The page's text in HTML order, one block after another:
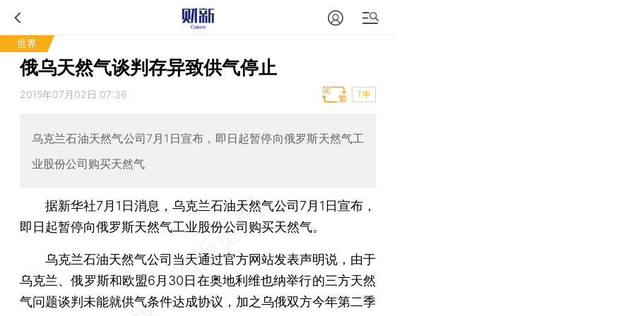
世界
俄乌天然气谈判存异致供气停止
2015年07月02日 07:36 T中
乌克兰石油天然气公司7月1日宣布，即日起暂停向俄罗斯天然气工
业股份公司购买天然气
据新华社7月1日消息，乌克兰石油天然气公司7月1日宣布，
即日起暂停向俄罗斯天然气工业股份公司购买天然气。
乌克兰石油天然气公司当天通过官方网站发表声明说，由于
乌克兰、俄罗斯和欧盟6月30日在奥地利维也纳举行的三方天然
气问题谈判未能就供气条件达成协议，加之乌俄双方今年第二季